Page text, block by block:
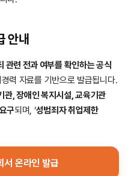
안내
관련 전과 여부를 확인하는 공식
력 자료를 기반으로 발급됩니다.
관, 장애인 복지시설, 교육기관
구되며, ‘성범죄자 취업제한
서 온라인 발급